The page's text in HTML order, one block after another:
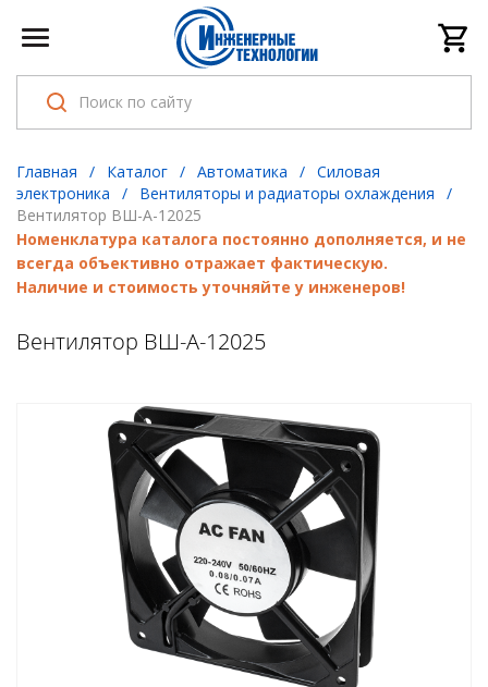
Главная / Каталог / Автоматика / Cиловая
электроника
/ Вентиляторы и радиаторы охлаждения
/
Вентилятор ВШ-А-12025
Номенклатура каталога постоянно дополняется, и не
всегда объективно отражает фактическую.
Наличие и стоимость уточняйте у инженеров!
Вентилятор ВШ-А-12025